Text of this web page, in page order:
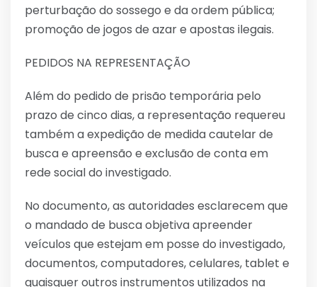
perturbação do sossego e da ordem pública;
promoção de jogos de azar e apostas ilegais.
PEDIDOS NA REPRESENTAÇÃO
Além do pedido de prisão temporária pelo
prazo de cinco dias, a representação requereu
também a expedição de medida cautelar de
busca e apreensão e exclusão de conta em
rede social do investigado.
No documento, as autoridades esclarecem que
o mandado de busca objetiva apreender
veículos que estejam em posse do investigado,
documentos, computadores, celulares, tablet e
quaisquer outros instrumentos utilizados na